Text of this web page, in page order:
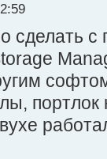
сделать
портлок